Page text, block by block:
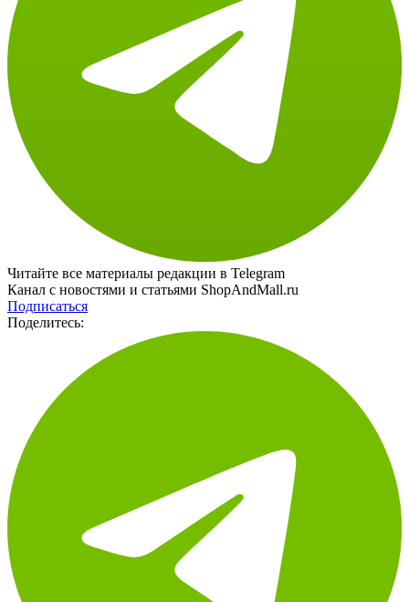
Читайте все материалы редакции в Telegram
Канал с новостями и статьями ShopAndMall.ru
Подписаться
Поделитесь: